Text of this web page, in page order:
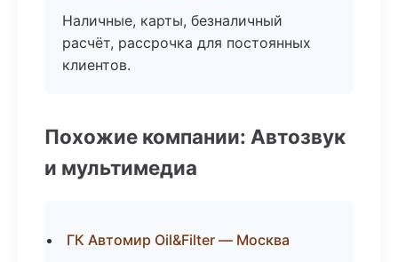
Наличные, карты, безналичный
расчёт, рассрочка для постоянных
клиентов.
Похожие компании: Автозвук
и мультимедиа
ГК Автомир Oil&Filter — Москва